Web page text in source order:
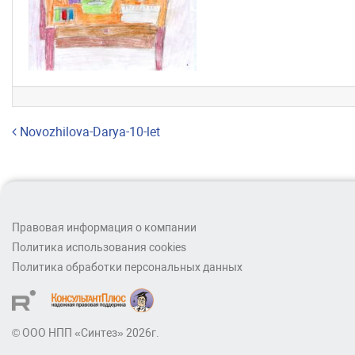
Навигация по записям
Novozhilova-Darya-10-let
Правовая информация о компании
Политика использования cookies
Политика обработки персональных данных
© ООО НПП «Синтез» 2026г.